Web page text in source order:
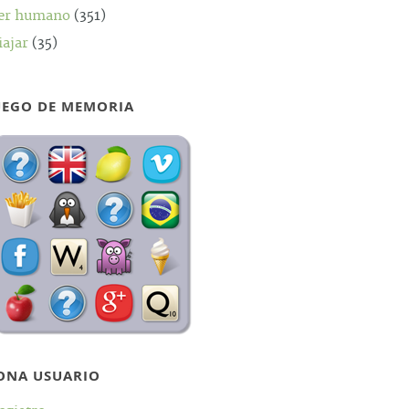
humano (351)
(35)
DE MEMORIA
USUARIO